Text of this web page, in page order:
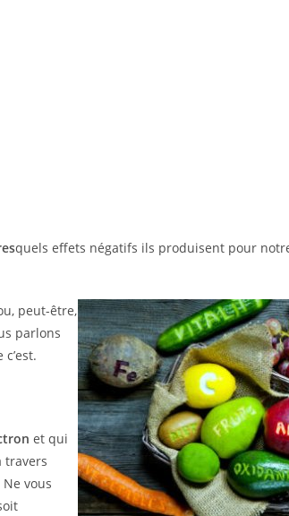
quels effets négatifs ils produisent pour
peut-être,
parlons
et qui
travers
vous